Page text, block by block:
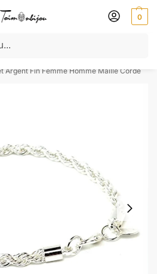
0
-30 % ! GRAVURE OFFERTE – Livré 48h
Argent Fin Femme Homme Maille Corde